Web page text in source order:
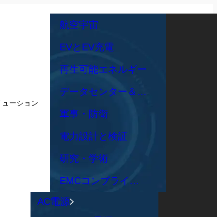
ーション
航空宇宙
EVとEV充電
再生可能エネルギー
データセンター＆ネットワークサーバー
軍事・防衛
電力設計と検証
研究・学術
EMCコンプライアンス試験
AC電源